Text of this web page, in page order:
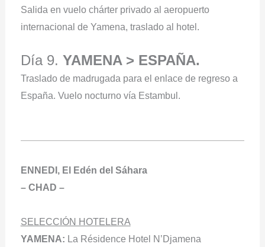
Salida en vuelo chárter privado al aeropuerto
internacional de Yamena, traslado al hotel.
Día 9. YAMENA > ESPAÑA.
Traslado de madrugada para el enlace de regreso a
España. Vuelo nocturno vía Estambul.
ENNEDI, El Edén del Sáhara
– CHAD –
SELECCIÓN HOTELERA
YAMENA: La Résidence Hotel N’Djamena